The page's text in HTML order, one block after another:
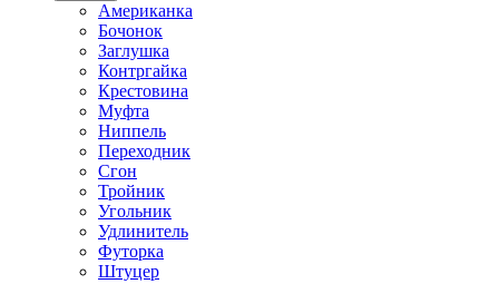
Американка
Бочонок
Заглушка
Контргайка
Крестовина
Муфта
Ниппель
Переходник
Сгон
Тройник
Угольник
Удлинитель
Футорка
Штуцер